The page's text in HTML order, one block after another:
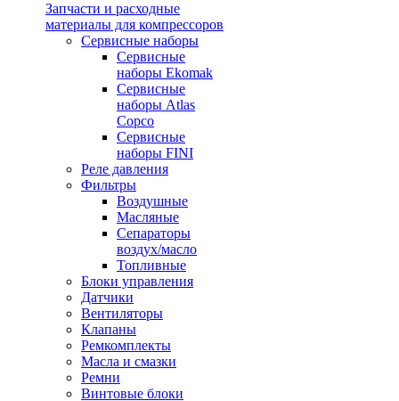
Запчасти и расходные
материалы для компрессоров
Cервисные наборы
Сервисные
наборы Ekomak
Cервисные
наборы Atlas
Copco
Сервисные
наборы FINI
Реле давления
Фильтры
Воздушные
Масляные
Сепараторы
воздух/масло
Топливные
Блоки управления
Датчики
Вентиляторы
Клапаны
Ремкомплекты
Масла и смазки
Ремни
Винтовые блоки